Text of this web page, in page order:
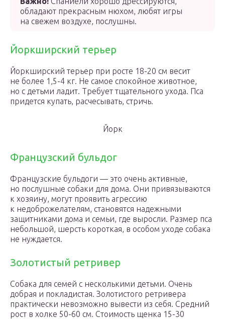
обладают прекрасным нюхом, любят игры
на свежем воздухе, послушны.
Йоркширский терьер
Йоркширский терьер при росте 18-20 см весит
не более 1,5-4 кг. Не самое спокойное животное,
но с детьми ладит. Требует тщательного ухода. Пса
придется купать, расчесывать, стричь.
Йорк
Французский бульдог
Французские бульдоги — это очень активные,
но послушные собаки для дома. Они привязываются
к хозяину, могут проявить агрессию
к недоброжелателям, становятся надежными
защитниками дома и семьи, где выросли. Размер пса
небольшой, шерсть короткая, в особом уходе собака
не нуждается.
Золотистый ретривер
Собака для семей с несколькими детьми. Очень
добрая и покладистая. Золотистого ретривера
практически невозможно вывести из себя. Средний
рост в холке 50-60 см. Стоимость щенка 15-30